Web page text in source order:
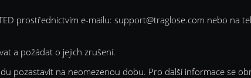
prostřednictvím e-mailu: support@traglose.com nebo na
a požádat o jejich zrušení.
pozastavit na neomezenou dobu. Pro další informace se